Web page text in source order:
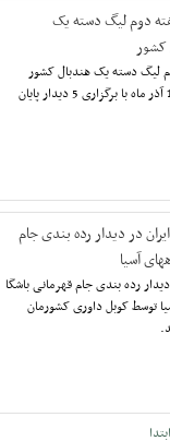
دوم لیگ دسته یک
کشور
لیگ دسته یک هندبال کشور
امروز 10 آذر ماه با برگزاری 5 دیدار پایان
در دیدار رده بندی جام
آسیا
رده بندی جام قهرمانی باشگا
توسط کوبل داوری کشورمان
ابتدا